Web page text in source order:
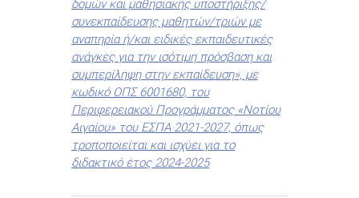
δομών και μαθησιακής υποστήριξης/
συνεκπαίδευσης μαθητών/τριών με
αναπηρία ή/και ειδικές εκπαιδευτικές
ανάγκες για την ισότιμη πρόσβαση και
συμπερίληψη στην εκπαίδευση», με
κωδικό ΟΠΣ 6001680, του
Περιφερειακού Προγράμματος «Νοτίου
Αιγαίου» του ΕΣΠΑ 2021-2027, όπως
τροποποιείται και ισχύει για το
διδακτικό έτος 2024-2025